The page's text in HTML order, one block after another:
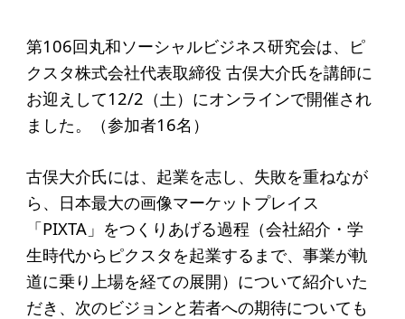
応援したいみなさんへ
財団概要
理念
沿革
組織
事業内容
年間スケジュール
第106回丸和ソーシャルビジネス研究会は、ピ
クスタ株式会社代表取締役 古俣大介氏を講師に
お迎えして12/2（土）にオンラインで開催され
ました。（参加者16名）
古俣大介氏には、起業を志し、失敗を重ねなが
ら、日本最大の画像マーケットプレイス
「PIXTA」をつくりあげる過程（会社紹介・学
生時代からピクスタを起業するまで、事業が軌
道に乗り上場を経ての展開）について紹介いた
だき、次のビジョンと若者への期待についても